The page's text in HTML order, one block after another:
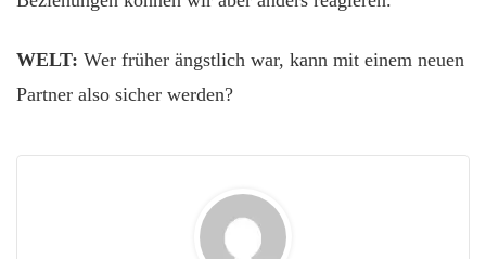
WELT: Wer früher ängstlich war, kann mit einem neuen
Partner also sicher werden?